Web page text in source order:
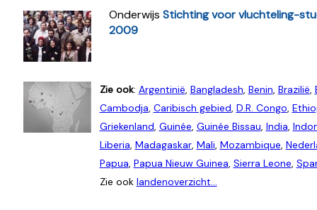
Onderwijs Stichting voor vluchteling-
2009
Zie ook: Argentinië, Bangladesh, Benin, Brazilië,
Cambodja, Caribisch gebied, D.R. Congo,
Griekenland, Guinée, Guinée Bissau, India,
Liberia, Madagaskar, Mali, Mozambique,
Papua, Papua Nieuw Guinea, Sierra Leone,
Zie ook landenoverzicht...